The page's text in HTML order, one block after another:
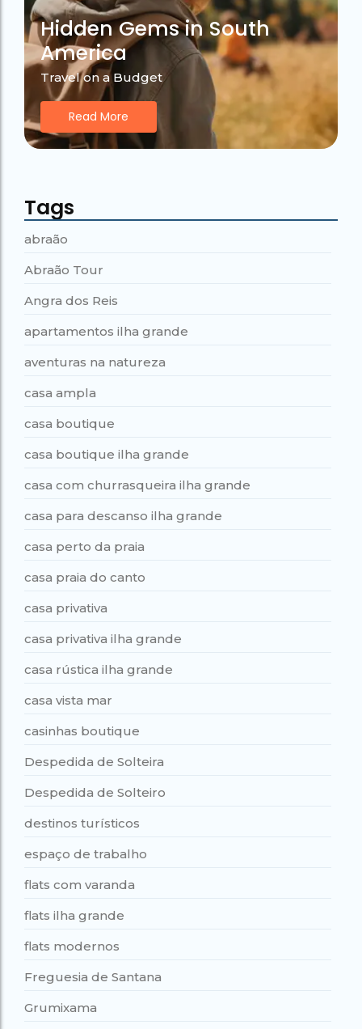
Hidden Gems in South
America
Travel on a Budget
Read More
Tags
abraão
Abraão Tour
Angra dos Reis
apartamentos ilha grande
aventuras na natureza
casa ampla
casa boutique
casa boutique ilha grande
casa com churrasqueira ilha grande
casa para descanso ilha grande
casa perto da praia
casa praia do canto
casa privativa
casa privativa ilha grande
casa rústica ilha grande
casa vista mar
casinhas boutique
Despedida de Solteira
Despedida de Solteiro
destinos turísticos
espaço de trabalho
flats com varanda
flats ilha grande
flats modernos
Freguesia de Santana
Grumixama